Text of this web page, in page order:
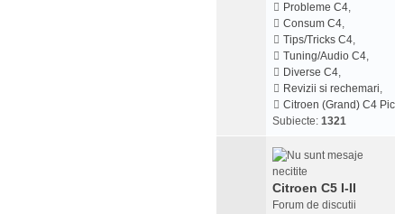
Probleme C4,
Consum C4,
Tips/Tricks C4,
Tuning/Audio C4,
Diverse C4,
Revizii si rechemari,
Citroen (Grand) C4
Subiecte: 1321
Citroen C5 I-II
Forum de discutii